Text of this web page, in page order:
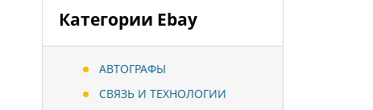
Категории Ebay
АВТОГРАФЫ
СВЯЗЬ И ТЕХНОЛОГИИ